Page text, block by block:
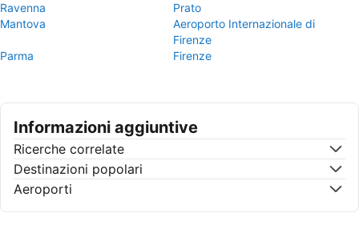
Ravenna
Prato
Mantova
Aeroporto Internazionale di
Firenze
Parma
Firenze
Informazioni aggiuntive
Ricerche correlate
Destinazioni popolari
Aeroporti